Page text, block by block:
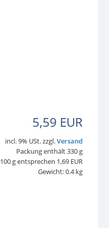
5,59 EUR
incl. 9% USt. zzgl.Versand
Packung enthält 330 g
100 g entsprechen 1,69 EUR
Gewicht: 0.4 kg